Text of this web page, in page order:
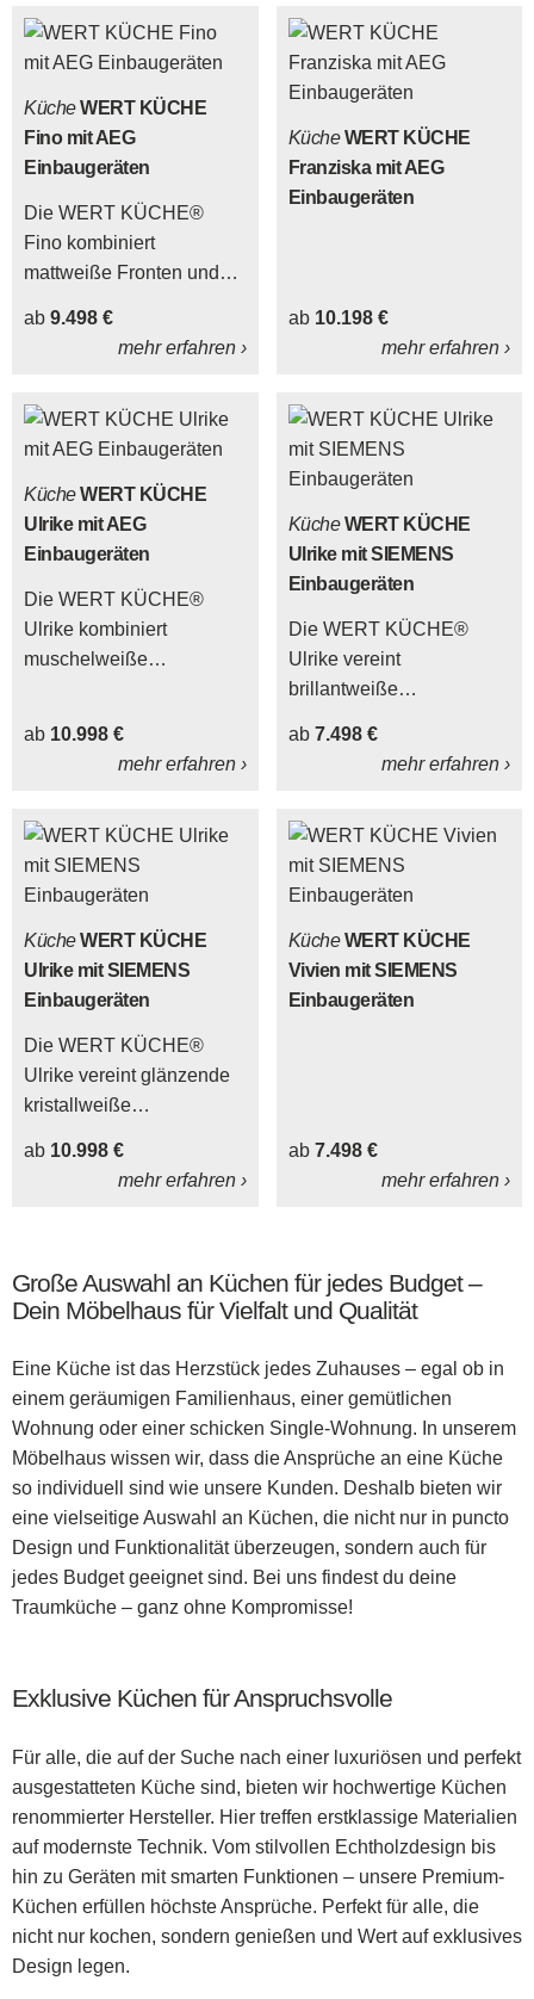
Arbeitsplatten in Alteiche
Provence-Nachbildung
stilvoll akzentuiert und
harmonisch ergänzt
werden.
KücheWERT KÜCHE
Fino mit AEG
Einbaugeräten
Die WERT KÜCHE®
Fino kombiniert
mattweiße Fronten und
ab 9.498 €
mehr erfahren ›
KücheWERT KÜCHE
Franziska mit AEG
Einbaugeräten
ab 10.198 €
mehr erfahren ›
KücheWERT KÜCHE
Ulrike mit AEG
Einbaugeräten
Die WERT KÜCHE®
Ulrike kombiniert
muschelweiße
Nussbaum Tobacco-
Nachbildung.
ab 10.998 €
mehr erfahren ›
KücheWERT KÜCHE
Ulrike mit SIEMENS
Einbaugeräten
Die WERT KÜCHE®
Ulrike vereint
brillantweiße
weiteren Details in
Asteiche-Nachbildung.
ab 7.498 €
mehr erfahren ›
KücheWERT KÜCHE
Ulrike mit SIEMENS
Einbaugeräten
Die WERT KÜCHE®
Ulrike vereint glänzende
kristallweiße
ab 10.998 €
mehr erfahren ›
KücheWERT KÜCHE
Vivien mit SIEMENS
Einbaugeräten
ab 7.498 €
mehr erfahren ›
Große Auswahl an Küchen für jedes Budget –
Dein Möbelhaus für Vielfalt und Qualität
Eine Küche ist das Herzstück jedes Zuhauses – egal ob in
einem geräumigen Familienhaus, einer gemütlichen
Wohnung oder einer schicken Single-Wohnung. In unserem
Möbelhaus wissen wir, dass die Ansprüche an eine Küche
so individuell sind wie unsere Kunden. Deshalb bieten wir
eine vielseitige Auswahl an Küchen, die nicht nur in puncto
Design und Funktionalität überzeugen, sondern auch für
jedes Budget geeignet sind. Bei uns findest du deine
Traumküche – ganz ohne Kompromisse!
Exklusive Küchen für Anspruchsvolle
Für alle, die auf der Suche nach einer luxuriösen und perfekt
ausgestatteten Küche sind, bieten wir hochwertige Küchen
renommierter Hersteller. Hier treffen erstklassige Materialien
auf modernste Technik. Vom stilvollen Echtholzdesign bis
hin zu Geräten mit smarten Funktionen – unsere Premium-
Küchen erfüllen höchste Ansprüche. Perfekt für alle, die
nicht nur kochen, sondern genießen und Wert auf exklusives
Design legen.